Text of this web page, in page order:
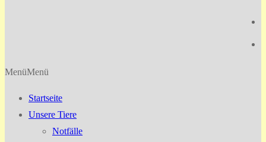
MenüMenü
Startseite
Unsere Tiere
Notfälle